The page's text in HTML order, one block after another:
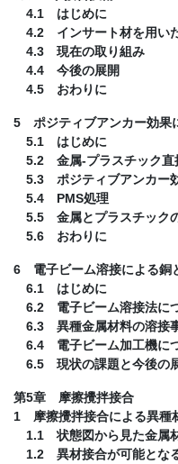
4.1 はじめに
4.2 インサート材を用い
4.3 現在の取り組み
4.4 今後の展開
4.5 おわりに
5 ポジティブアンカー効果
5.1 はじめに
5.2 金属-プラスチック直
5.3 ポジティブアンカー
5.4 PMS処理
5.5 金属とプラスチック
5.6 おわりに
6 電子ビーム溶接による銅
6.1 はじめに
6.2 電子ビーム溶接法に
6.3 異種金属材料の溶接
6.4 電子ビーム加工機に
6.5 現状の課題と今後の
第5章 摩擦攪拌接合
1 摩擦攪拌接合による異種
1.1 状態図から見た金属
1.2 異材接合が可能とな